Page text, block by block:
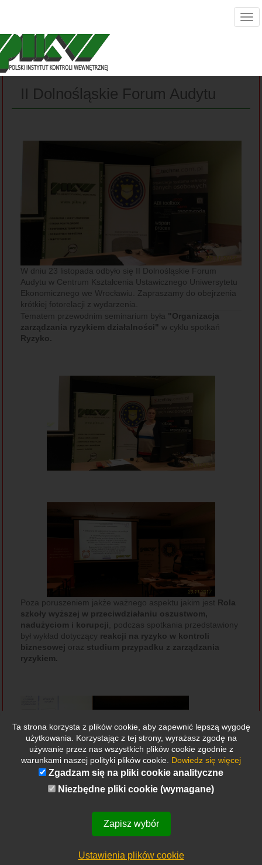
II Dolnośląskie Forum Audytu
W dniu 23 listopada odbyło się II Dolnośląskie Forum
Audytu w Centrum Kształcenia Ustawicznego Uniwersytetu
Ekonomicznego we Wrocławiu. Zapraszamy do obejrzenia
krótkiej fotorelacji z wydarzenia.
Tematem przewodnim seminarium była "Organizacja
zarządzania ryzykiem działalności" w cyklu spotkań
Ryzyko.
Poza poruszeniem jakże ważnego aspektu jakim jest Rola
szkoły wyższej w przeciwdziałaniu oszustwom,
nadużyciom i korupcji , podczas spotkania przedstawiony
był wykład dotyczący reakcji na ryzyko w kontroli
biznesowej oraz studium przypadku z zarządzania
ryzykiem.
Ta strona korzysta z plików cookie, aby zapewnić lepszą wygodę
użytkowania. Korzystając z tej strony, wyrażasz zgodę na
używanie przez nas wszystkich plików cookie zgodnie z
warunkami naszej polityki plików cookie. Dowiedz się więcej
Zgadzam się na pliki cookie analityczne
Niezbędne pliki cookie (wymagane)
Zapisz wybór
Ustawienia plików cookie